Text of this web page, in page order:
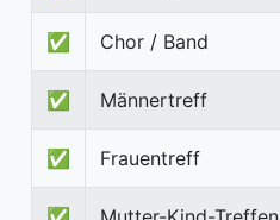
✅ Chor / Band
✅ Männertreff
✅ Frauentreff